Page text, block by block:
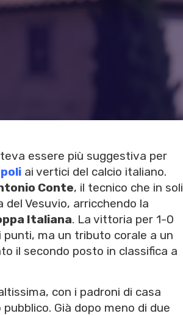
essere più suggestiva per
ai vertici del calcio italiano.
Conte, il tecnico che in soli
Vesuvio, arricchendo la
Italiana. La vittoria per 1-0
ma un tributo corale a un
il secondo posto in classifica a
con i padroni di casa
Già dopo meno di due